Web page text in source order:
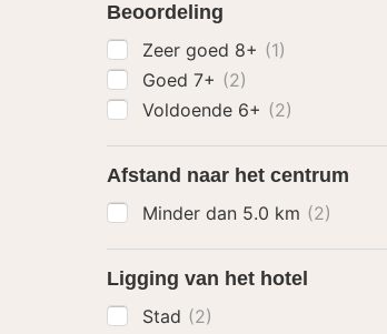
Beoordeling
Zeer goed 8+ (1)
Goed 7+ (2)
Voldoende 6+ (2)
Afstand naar het centrum
Minder dan 5.0 km (2)
Ligging van het hotel
Stad (2)